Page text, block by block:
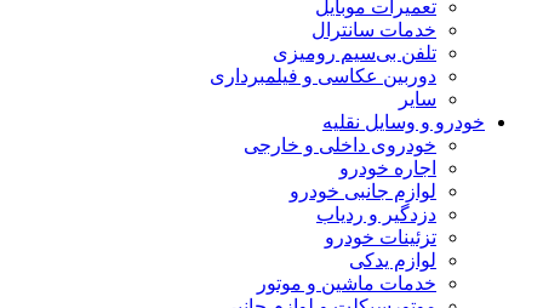
تعمیرات موبایل
خدمات سانترال
تلفن بی‌سیم رومیزی
دوربین عکاسی و فیلمبرداری
سایر
خودرو و وسایل نقلیه
خودروی داخلی و خارجی
اجاره خودرو
لوازم جانبی خودرو
دزدگیر و ردیاب
تزئینات خودرو
لوازم یدکی
خدمات ماشین و موتور